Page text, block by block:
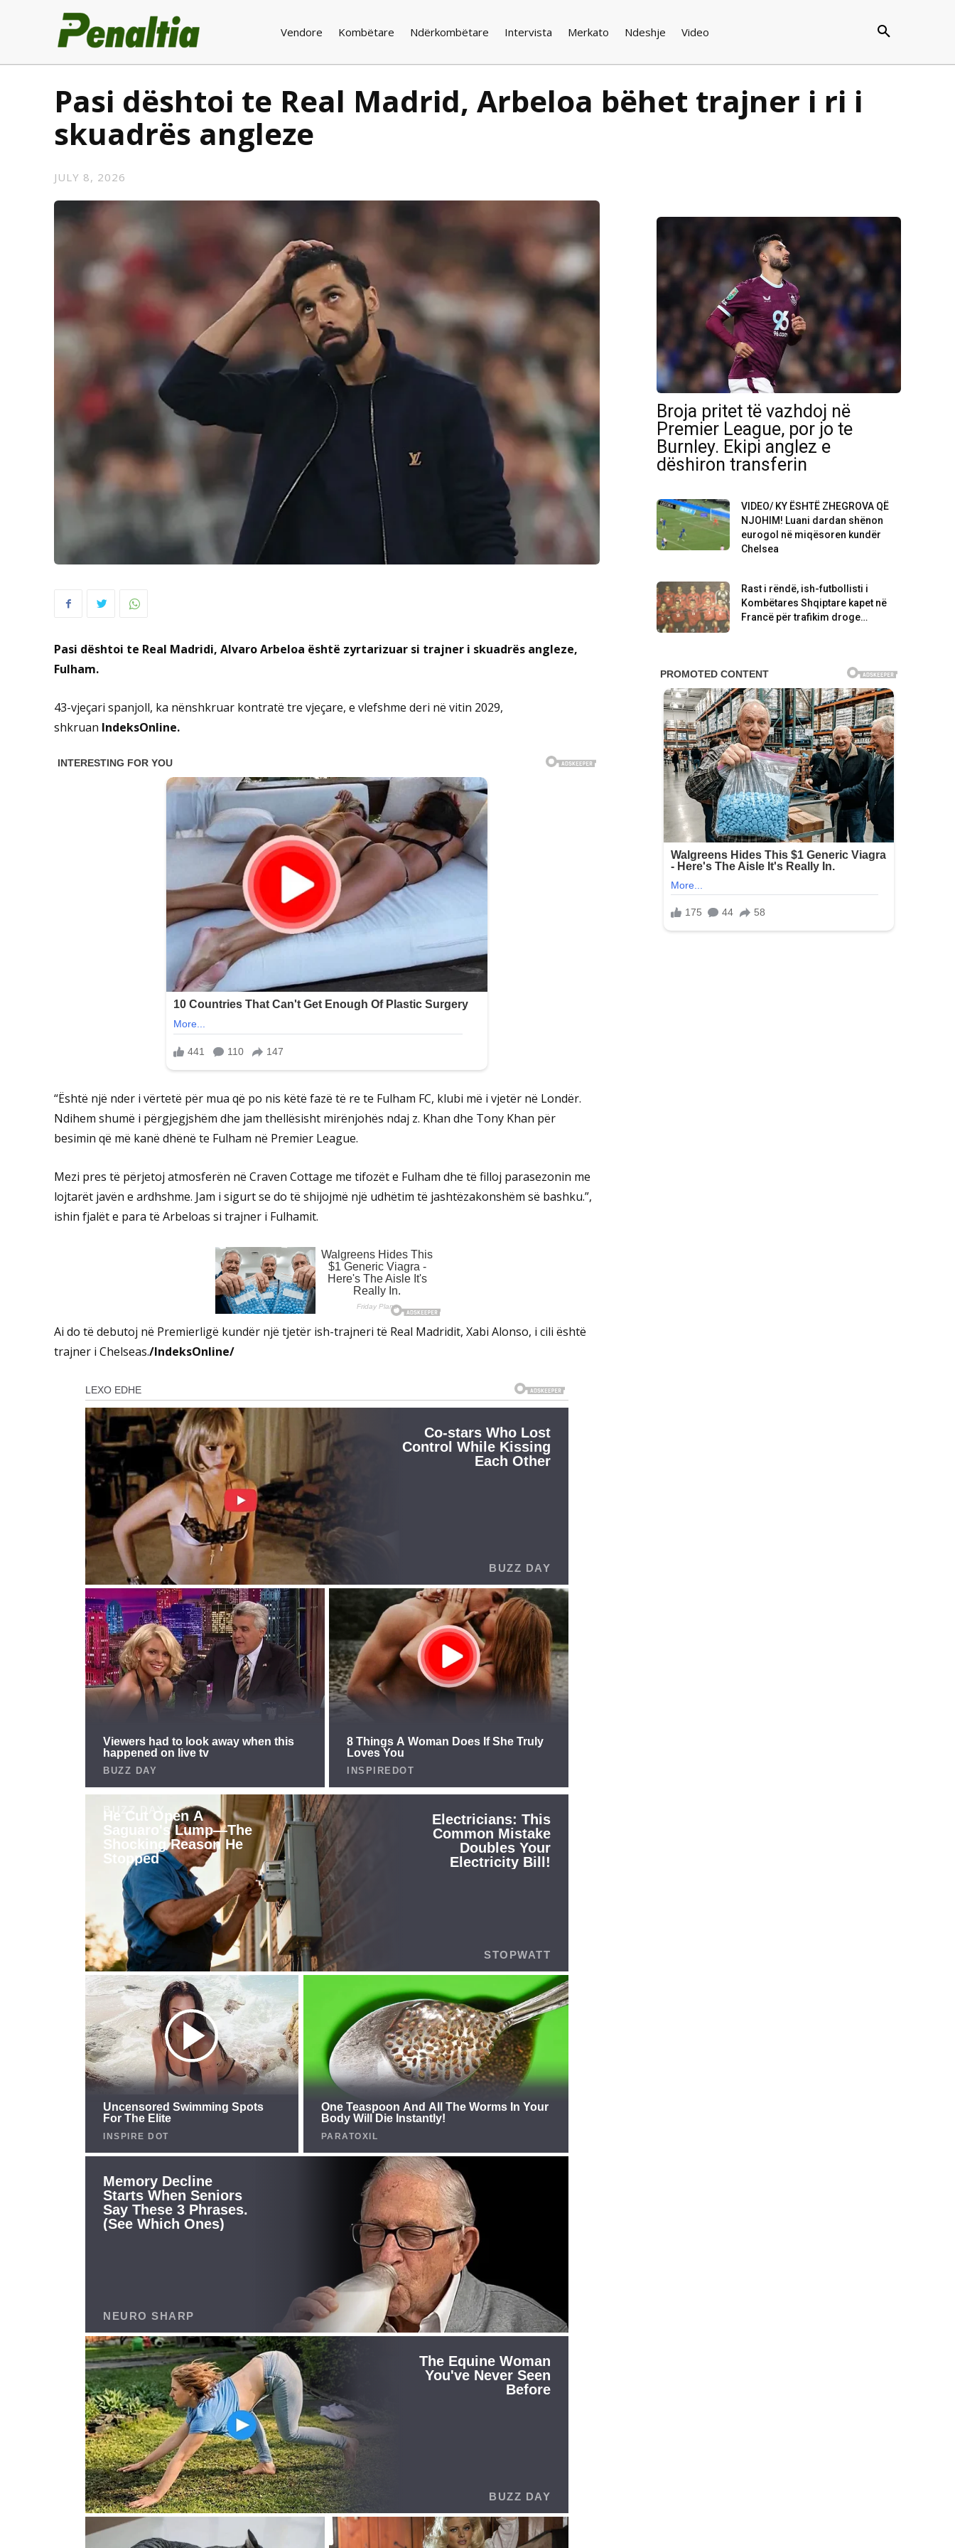
Vendore Kombëtare Ndërkombëtare Intervista Merkato Ndeshje Video
Pasi dështoi te Real Madrid, Arbeloa bëhet trajner i ri i
skuadrës angleze
JULY 8, 2026
Pasi dështoi te Real Madridi, Alvaro Arbeloa është zyrtarizuar si trajner i skuadrës angleze,
Fulham.
43-vjeçari spanjoll, ka nënshkruar kontratë tre vjeçare, e vlefshme deri në vitin 2029,
shkruan IndeksOnline.
“Është një nder i vërtetë për mua që po nis këtë fazë të re te Fulham FC, klubi më i vjetër në Londër.
Ndihem shumë i përgjegjshëm dhe jam thellësisht mirënjohës ndaj z. Khan dhe Tony Khan për
besimin që më kanë dhënë te Fulham në Premier League.
Mezi pres të përjetoj atmosferën në Craven Cottage me tifozët e Fulham dhe të filloj parasezonin me
lojtarët javën e ardhshme. Jam i sigurt se do të shijojmë një udhëtim të jashtëzakonshëm së bashku.”,
ishin fjalët e para të Arbeloas si trajner i Fulhamit.
Ai do të debutoj në Premierligë kundër një tjetër ish-trajneri të Real Madridit, Xabi Alonso, i cili është
trajner i Chelseas./IndeksOnline/
Broja pritet të vazhdoj në
Premier League, por jo te
Burnley. Ekipi anglez e
dëshiron transferin
VIDEO/ KY ËSHTË ZHEGROVA QË
NJOHIM! Luani dardan shënon
eurogol në miqësoren kundër
Chelsea
Rast i rëndë, ish-futbollisti i
Kombëtares Shqiptare kapet në
Francë për trafikim droge…